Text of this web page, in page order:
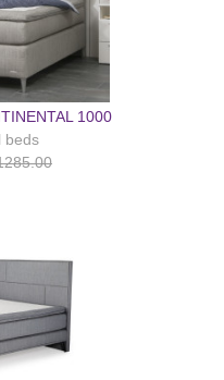
1000
beds